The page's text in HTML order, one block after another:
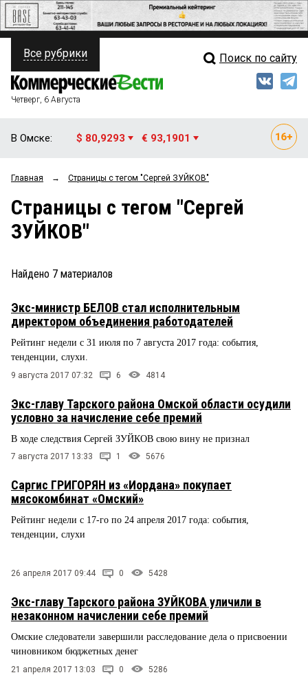
ПОЛИТИКА
ФИНАНСЫ
ОБЩЕСТВО
ЗАКОН
ПРОИСШЕСТВИЯ
СТИЛЬ ЖИЗНИ
Свежий выпуск
Мнения
Рейтинги
Все рубрики Поиск по сайту
Четверг, 6 Августа
В Омске: $ 80,9293 € 93,1901
Главная → Страницы c тегом "Сергей ЗУЙКОВ"
Страницы c тегом "Сергей
ЗУЙКОВ"
Найдено 7 материалов
Экс-министр БЕЛОВ стал исполнительным
директором объединения работодателей
Рейтинг недели с 31 июля по 7 августа 2017 года: события,
тенденции, слухи.
9 августа 2017 07:32 6 4814
Экс-главу Тарского района Омской области осудили
условно за начисление себе премий
В ходе следствия Сергей ЗУЙКОВ свою вину не признал
7 августа 2017 13:33 1 5676
Саргис ГРИГОРЯН из «Иордана» покупает
мясокомбинат «Омский»
Рейтинг недели с 17-го по 24 апреля 2017 года: события,
тенденции, слухи
26 апреля 2017 09:44 0 5428
Экс-главу Тарского района ЗУЙКОВА уличили в
незаконном начислении себе премий
Омские следователи завершили расследование дела о присвоении
чиновником бюджетных денег
21 апреля 2017 13:03 0 5286